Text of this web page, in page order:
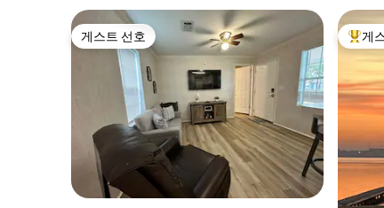
게스트 선호
게스트 선호 상위
게